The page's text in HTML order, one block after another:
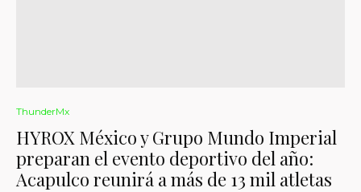
ThunderMx
HYROX México y Grupo Mundo Imperial
preparan el evento deportivo del año:
Acapulco reunirá a más de 13 mil atletas